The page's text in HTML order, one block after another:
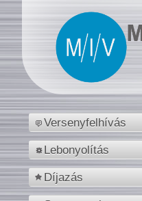
Versenyfelhívás
Lebonyolítás
Díjazás